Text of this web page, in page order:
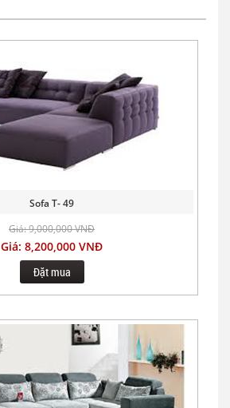
Sofa T- 49
Giá: 9,000,000 VNĐ
Giá: 8,200,000 VNĐ
Đặt mua